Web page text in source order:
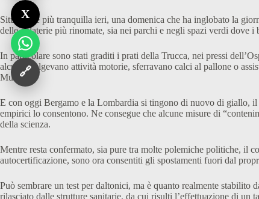
Situazione più tranquilla ieri, una domenica che ha inglobato la
delle gelaterie più rinomate, sia nei parchi e negli spazi verdi dove i
In particolare sono stati graditi i prati della Trucca, nei pressi
alcuni svolgevano attività motorie, sferravano calci al pallone o
Mura.
E con oggi Bergamo e la Lombardia si tingono di nuovo di giallo,
empirici lo consentono. Ne consegue che alcune misure di
della scienza.
Mentre resta confermato, sia pure tra molte polemiche politiche, il
autocertificazione, sono ora consentiti gli spostamenti fuori dal
Può sembrare un test per daltonici, ma è quanto realmente
rilasciato dalle strutture sanitarie, da cui risulti l’effettuazione di un
X
🔗